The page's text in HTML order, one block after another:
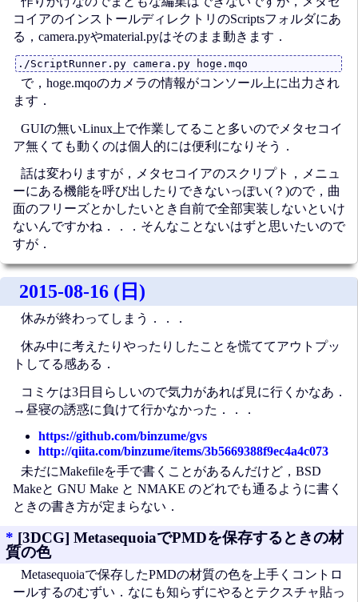
コイアのインストールディレクトリのScriptsフォルダにあ
る，camera.pyやmaterial.pyはそのまま動きます．
で，hoge.mqoのカメラの情報がコンソール上に出力され
ます．
GUIの無いLinux上で作業してること多いのでメタセコイ
ア無くても動くのは個人的には便利になりそう．
話は変わりますが，メタセコイアのスクリプト，メニュ
ーにある機能を呼び出したりできないっぽい(？)ので，曲
面のフリーズとかしたいとき自前で全部実装しないといけ
ないんですかね．．．そんなことないはずと思いたいので
すが．
2015-08-16 (日)
休みが終わってしまう．．．
休み中に考えたりやったりしたことを慌ててアウトプッ
トしてる感ある．
コミケは3日目らしいので気力があれば見に行くかなあ．
→昼寝の誘惑に負けて行かなかった．．．
https://github.com/binzume/gvs
http://qiita.com/binzume/items/3b5669388f9ec4a4c073
未だにMakefileを手で書くことがあるんだけど，BSD
Makeと GNU Make と NMAKE のどれでも通るように書く
ときの書き方が定まらない．
* [3DCG] MetasequoiaでPMDを保存するときの材
質の色
Metasequoiaで保存したPMDの材質の色を上手くコントロ
ールするのむずい．なにも知らずにやるとテクスチャ貼っ